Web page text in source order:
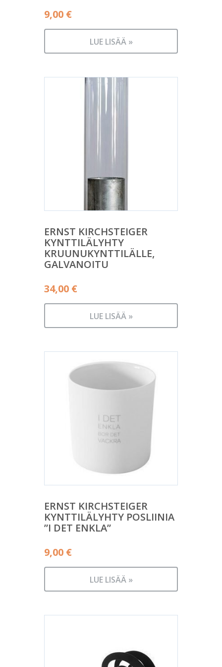
9,00 €
LUE LISÄÄ »
ERNST KIRCHSTEIGER
KYNTTILÄLYHTY
KRUUNUKYNTTILÄLLE,
GALVANOITU
34,00 €
LUE LISÄÄ »
ERNST KIRCHSTEIGER
KYNTTILÄLYHTY POSLIINIA
”I DET ENKLA”
9,00 €
LUE LISÄÄ »